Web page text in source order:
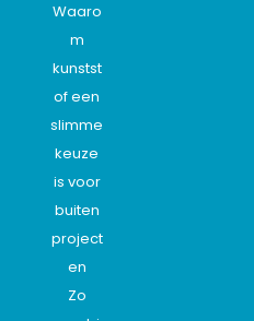
Waaro
m
kunstst
of een
slimme
keuze
is voor
buiten
project
en
Zo